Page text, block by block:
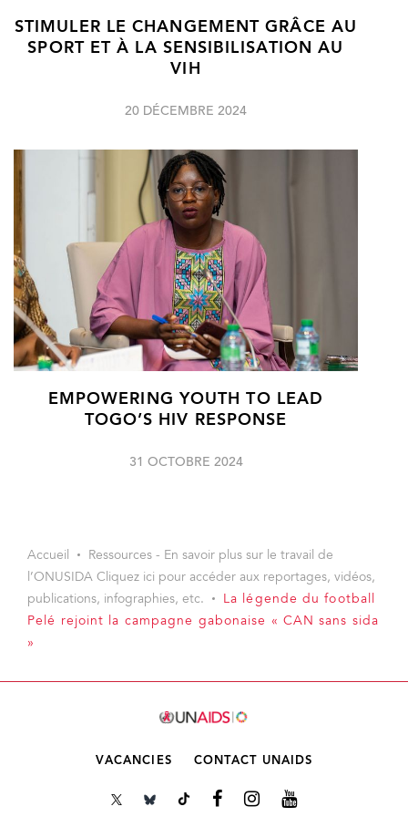
STIMULER LE CHANGEMENT GRÂCE AU
SPORT ET À LA SENSIBILISATION AU
VIH
20 DÉCEMBRE 2024
EMPOWERING YOUTH TO LEAD
TOGO’S HIV RESPONSE
31 OCTOBRE 2024
Accueil
Ressources - En savoir plus sur le travail de
l’ONUSIDA Cliquez ici pour accéder aux reportages, vidéos,
publications, infographies, etc.
La légende du football
Pelé rejoint la campagne gabonaise « CAN sans sida
»
VACANCIES CONTACT UNAIDS